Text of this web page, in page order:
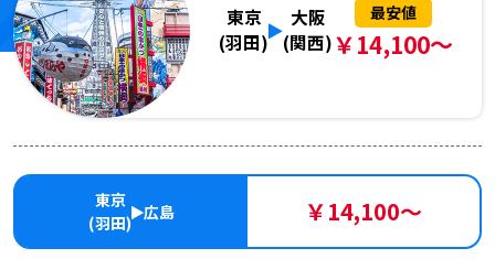
東京
(羽田)
大阪
(関西)
最安値
￥14,100～
東京
(羽田)
広島 ￥14,100～